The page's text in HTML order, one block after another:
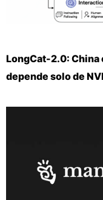
LongCat-2.0: China
depende solo de